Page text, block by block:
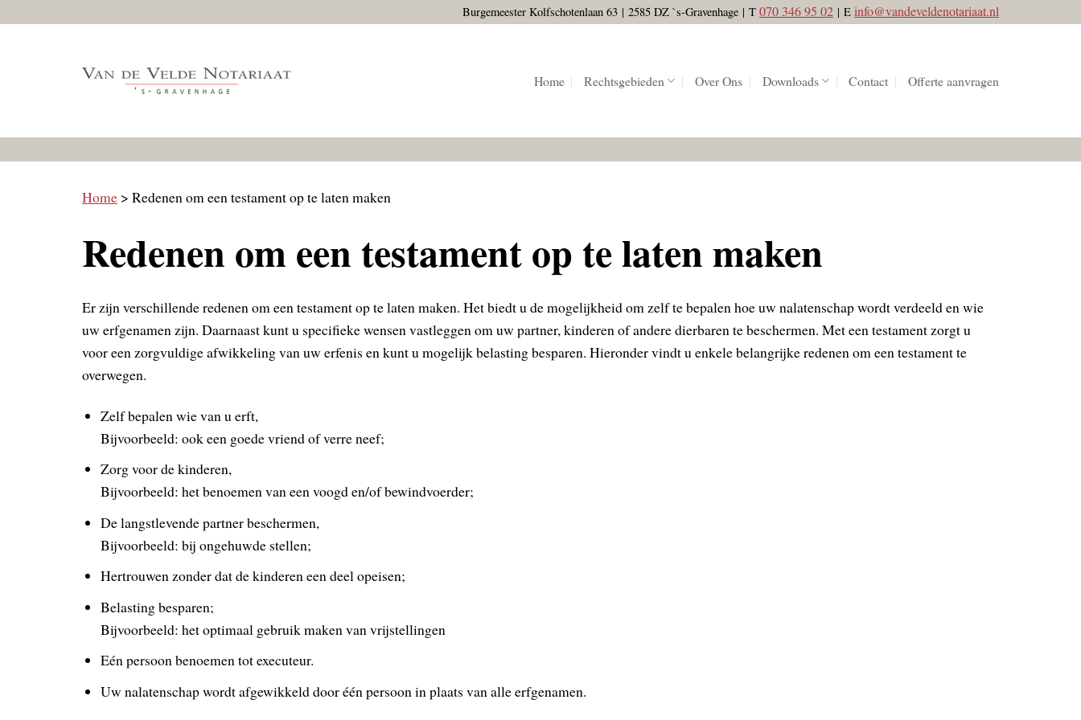
Burgemeester Kolfschotenlaan 63 | 2585 DZ `s-Gravenhage | T 070 346 95 02 | E info@vandeveldenotariaat.nl
Home Rechtsgebieden Over Ons Downloads Contact Offerte aanvragen
Home > Redenen om een testament op te laten maken
Redenen om een testament op te laten maken
Er zijn verschillende redenen om een testament op te laten maken. Het biedt u de mogelijkheid om zelf te bepalen hoe uw nalatenschap wordt verdeeld en wie
uw erfgenamen zijn. Daarnaast kunt u specifieke wensen vastleggen om uw partner, kinderen of andere dierbaren te beschermen. Met een testament zorgt u
voor een zorgvuldige afwikkeling van uw erfenis en kunt u mogelijk belasting besparen. Hieronder vindt u enkele belangrijke redenen om een testament te
overwegen.
Zelf bepalen wie van u erft,
Bijvoorbeeld: ook een goede vriend of verre neef;
Zorg voor de kinderen,
Bijvoorbeeld: het benoemen van een voogd en/of bewindvoerder;
De langstlevende partner beschermen,
Bijvoorbeeld: bij ongehuwde stellen;
Hertrouwen zonder dat de kinderen een deel opeisen;
Belasting besparen;
Bijvoorbeeld: het optimaal gebruik maken van vrijstellingen
Eén persoon benoemen tot executeur.
Uw nalatenschap wordt afgewikkeld door één persoon in plaats van alle erfgenamen.